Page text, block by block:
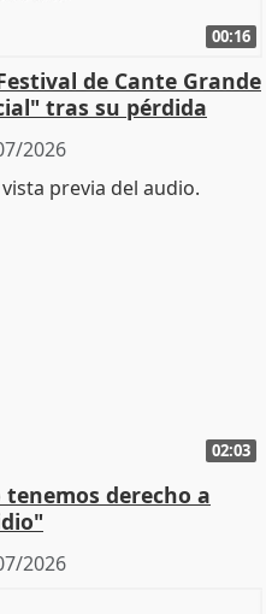
00:16
de Cante Grande
tras su pérdida
2026
02:03
derecho a
2026